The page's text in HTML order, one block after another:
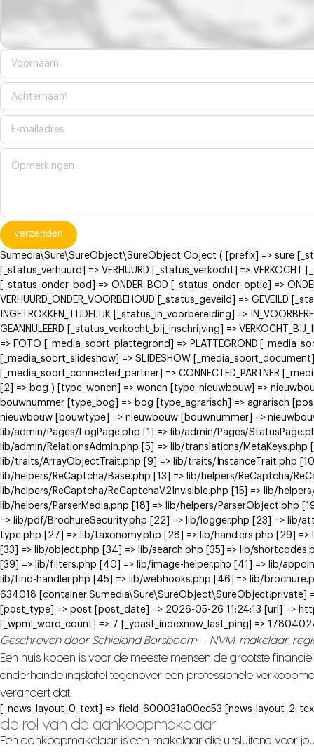
verzenden
Sumedia\Sure\SureObject\SureObject Object ( [prefix] => sure
[_status_verhuurd] => VERHUURD [_status_verkocht] =>
[_status_onder_bod] => ONDER_BOD [_status_onder_optie] =>
VERHUURD_ONDER_VOORBEHOUD [_status_geveild] => GEVEILD
INGETROKKEN_TIJDELIJK [_status_in_voorbereiding] =>
GEANNULEERD [_status_verkocht_bij_inschrijving] =>
=> FOTO [_media_soort_plattegrond] => PLATTEGROND
[_media_soort_slideshow] => SLIDESHOW
[_media_soort_connected_partner] => CONNECTED_PARTNER
[2] => bog ) [type_wonen] => wonen [type_nieuwbouw] =>
bouwnummer [type_bog] => bog [type_agrarisch] => agrarisch
nieuwbouw [bouwtype] => nieuwbouw [bouwnummer] =>
lib/admin/Pages/LogPage.php [1] => lib/admin/Pages/
lib/admin/RelationsAdmin.php [5] => lib/translations/
lib/traits/ArrayObjectTrait.php [9] => lib/traits/InstanceTrait.php
lib/helpers/ReCaptcha/Base.php [13] => lib/helpers/ReCaptcha/
lib/helpers/ReCaptcha/ReCaptchaV2Invisible.php [15] => lib/
lib/helpers/ParserMedia.php [18] => lib/helpers/ParserObject.php
=> lib/pdf/BrochureSecurity.php [22] => lib/logger.php [23] => lib/
type.php [27] => lib/taxonomy.php [28] => lib/handlers.php [29]
[33] => lib/object.php [34] => lib/search.php [35] => lib/
[39] => lib/filters.php [40] => lib/image-helper.php [41] => lib/
lib/find-handler.php [45] => lib/webhooks.php [46] => lib/
634018 [container:Sumedia\Sure\SureObject\SureObject:private]
[post_type] => post [post_date] => 2026-05-26 11:24:13 [url] =>
[_wpml_word_count] => 7 [_yoast_indexnow_last_ping] =>
Geschreven door Schieland Borsboom — NVM-makelaar,
Een huis kopen is voor de meeste mensen de grootste
onderhandelingstafel tegenover een professionele
verandert dat.
[_news_layout_0_text] => field_600031a00ec53
de rol van de aankoopmakelaar
Een aankoopmakelaar is een makelaar die uitsluitend voor